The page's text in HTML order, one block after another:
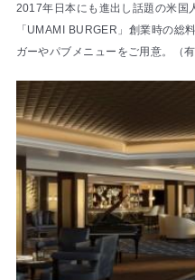
2017年日本にも進出し話題の米国
「UMAMI BURGER」創業時の総
ガーやパブメニューをご用意。（有